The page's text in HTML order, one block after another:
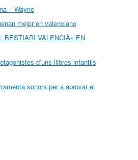
– Wayne
mejor en valenciano
BESTIARI VALENCIÀ» EN
d’uns llibres infantils
sonora per a aprovar el